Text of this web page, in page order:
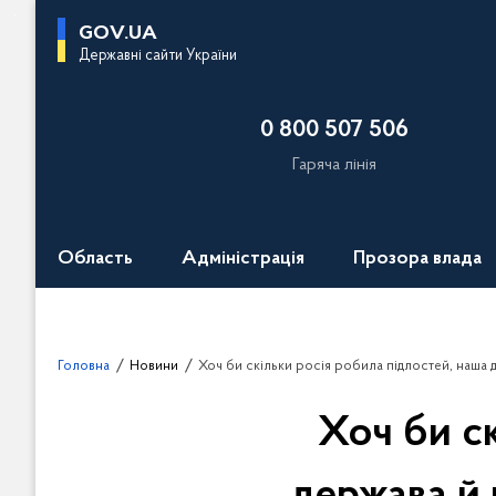
GOV.UA
Державні сайти України
0 800 507 506
Гаряча лінія
Область Адміністрація Прозора влада
Головна Новини Хоч би скільки росія робила підлостей, наша держава й народ все одно не
Хоч би